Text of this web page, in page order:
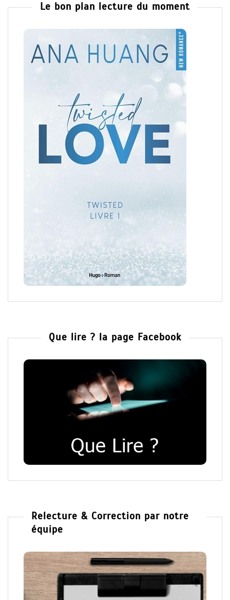
Le bon plan lecture du moment
Que lire ? la page Facebook
Relecture & Correction par notre
équipe